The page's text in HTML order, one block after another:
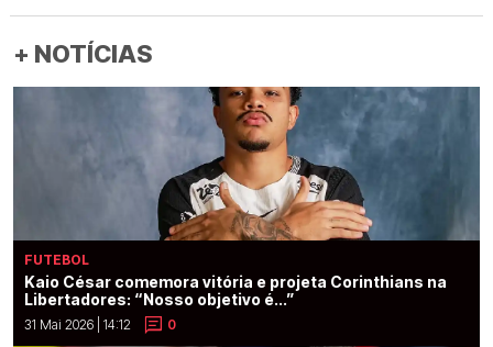
+ NOTÍCIAS
FUTEBOL
Kaio César comemora vitória e projeta Corinthians na
Libertadores: “Nosso objetivo é...”
31 Mai 2026 | 14:12 0